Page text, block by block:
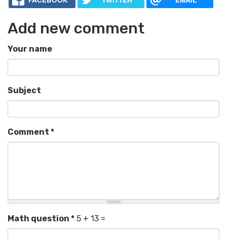
Add new comment
Your name
Subject
Comment *
Math question * 5 + 13 =